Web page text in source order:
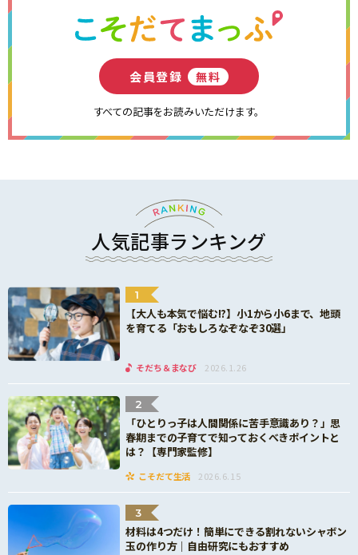
会員登録 無料
すべての記事をお読みいただけます。
人気記事ランキング
1
【大人も本気で悩む!?】小1から小6まで、地頭
を育てる「おもしろなぞなぞ30選」
そだち＆まなび 2026.1.26
2
「ひとりっ子は人間関係に苦手意識あり？」思
春期までの子育てで知っておくべきポイントと
は？【専門家監修】
こそだて生活 2026.6.15
3
材料は4つだけ！簡単にできる割れないシャボン
玉の作り方｜自由研究にもおすすめ